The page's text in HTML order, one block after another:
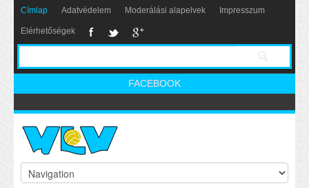
Címlap Adatvédelem Moderálási alapelvek Impresszum
Elérhetőségek
FACEBOOK